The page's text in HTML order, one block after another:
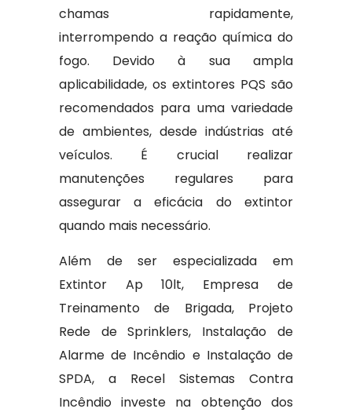
chamas rapidamente,
interrompendo a reação química do
fogo. Devido à sua ampla
aplicabilidade, os extintores PQS são
recomendados para uma variedade
de ambientes, desde indústrias até
veículos. É crucial realizar
manutenções regulares para
assegurar a eficácia do extintor
quando mais necessário.
Além de ser especializada em
Extintor Ap 10lt, Empresa de
Treinamento de Brigada, Projeto
Rede de Sprinklers, Instalação de
Alarme de Incêndio e Instalação de
SPDA, a Recel Sistemas Contra
Incêndio investe na obtenção dos